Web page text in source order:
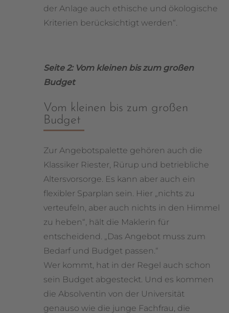
der Anlage auch ethische und ökologische
Kriterien berücksichtigt werden“.
Seite 2: Vom kleinen bis zum großen
Budget
Vom kleinen bis zum großen
Budget
Zur Angebotspalette gehören auch die
Klassiker Riester, Rürup und betriebliche
Altersvorsorge. Es kann aber auch ein
flexibler Sparplan sein. Hier „nichts zu
verteufeln, aber auch nichts in den Himmel
zu heben“, hält die Maklerin für
entscheidend. „Das Angebot muss zum
Bedarf und Budget passen.“
Wer kommt, hat in der Regel auch schon
sein Budget abgesteckt. Und es kommen
die Absolventin von der Universität
genauso wie die junge Fachfrau, die